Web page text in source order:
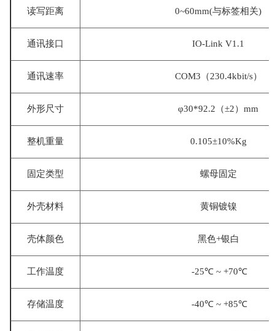
读写距离 0~60mm(与标签相关)
通讯接口 IO-Link V1.1
通讯速率 COM3（230.4kbit/s）
外形尺寸 φ30*92.2（±2）mm
整机重量 0.105±10%Kg
固定类型 螺母固定
外壳材料 黄铜镀镍
壳体颜色 黑色+银白
工作温度 -25℃ ~ +70℃
存储温度 -40℃ ~ +85℃